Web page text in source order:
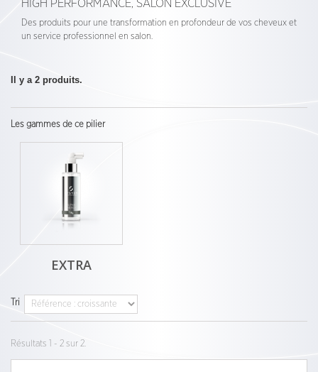
HIGH PERFORMANCE, SALON EXCLUSIVE
Des produits pour une transformation en profondeur de vos cheveux et
un service professionnel en salon.
Il y a 2 produits.
Les gammes de ce pilier
EXTRA
Tri
Résultats 1 - 2 sur 2.